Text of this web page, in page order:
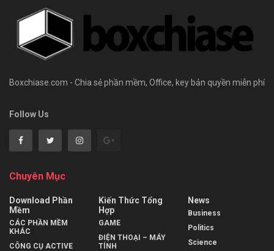
Boxchiase.com - Chia sẻ phần mềm, Office, key bản quyền miễn phí
Follow Us
Chuyên Mục
Download Phần
Mềm
CÁC PHẦN MỀM
KHÁC
CÔNG CỤ ACTIVE
Kiến Thức Tổng
Hợp
GAME
ĐIỆN THOẠI – MÁY
TÍNH
News
Business
Politics
Science